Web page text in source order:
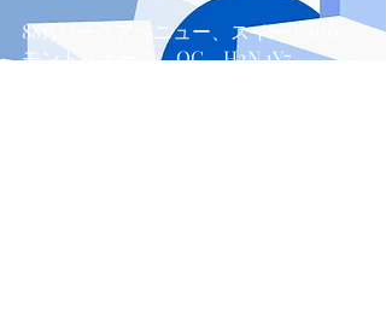
8815パークアベニュー、スイート100
モントリオール、QC、H2N 1Y7